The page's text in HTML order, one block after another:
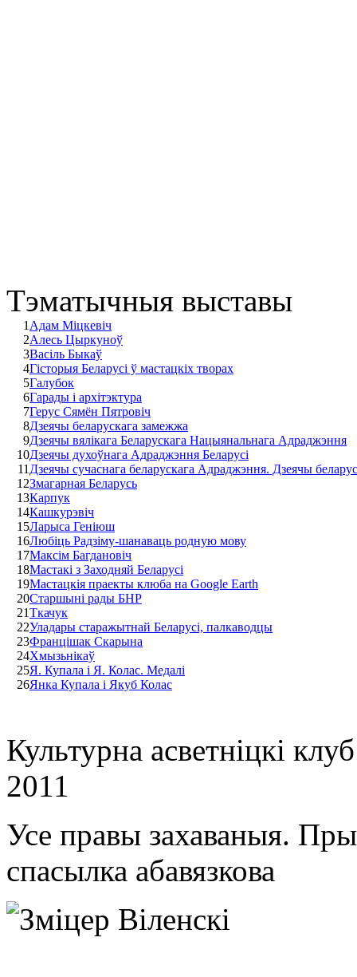
Тэматычныя выставы
1 Адам Міцкевіч
2Алесь Цыркуноў
3Васіль Быкаў
4Гісторыя Беларусі ў мастацкіх творах
5Галубок
6Гарады і архітэктура
7Герус Сямён Пятровіч
8Дзеячы беларускага замежжа
9Дзеячы вялікага Беларускага Нацыянальнага Адраджэння
10Дзеячы духоўнага Адраджэння Беларусі
11 Дзеячы сучаснага беларускага Адраджэння. Дзеячы
12Змагарная Беларусь
13Карпук
14Кашкурэвіч
15Ларыса Геніюш
16Любіць Радзіму-шанаваць родную мову
17Максім Багдановіч
18Мастакі з Заходняй Беларусі
19Мастацкія праекты клюба на Google Earth
20Старшыні рады БНР
21Ткачук
22Уладары старажытнай Беларусі, палкаводцы
23Францішак Скарына
24Хмызьнікаў
25Я. Купала і Я. Колас. Медалі
26Янка Купала і Якуб Колас
Культурна асветнiцкi
2011
Усе правы захаваныя.
спасылка абавязкова